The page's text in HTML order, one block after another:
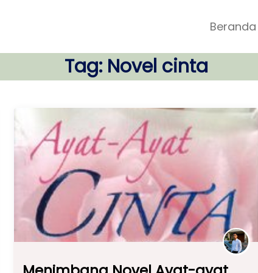
Beranda
Tag: Novel cinta